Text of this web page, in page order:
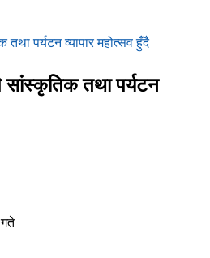
तथा पर्यटन व्यापार महोत्सव हुँदै
सांस्कृतिक तथा पर्यटन